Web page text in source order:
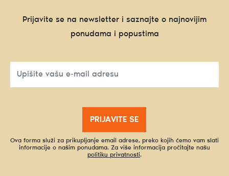
Prijavite se na newsletter i saznajte o najnovijim
ponudama i popustima
PRIJAVITE SE
Ova forma služi za prikupljanje email adrese, preko kojih ćemo vam slati
informacije o našim ponudama. Za više informacija pročitajte našu
politiku privatnosti.